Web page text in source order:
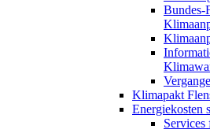
Bundes-
Klimapakt
Energiekosten
Services